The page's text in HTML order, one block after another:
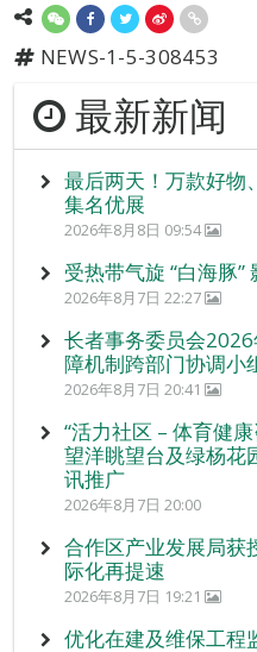
NEWS-1-5-308453
最新新闻
最后两天！万款好物
集名优展
2026年8月8日 09:54
受热带气旋 “白海豚
2026年8月7日 22:27
长者事务委员会
障机制跨部门协调小
2026年8月7日 20:41
“活力社区 – 体育健
望洋眺望台及绿杨花
讯推广
2026年8月7日 20:00
合作区产业发展局获
际化再提速
2026年8月7日 19:21
优化在建及维保工程